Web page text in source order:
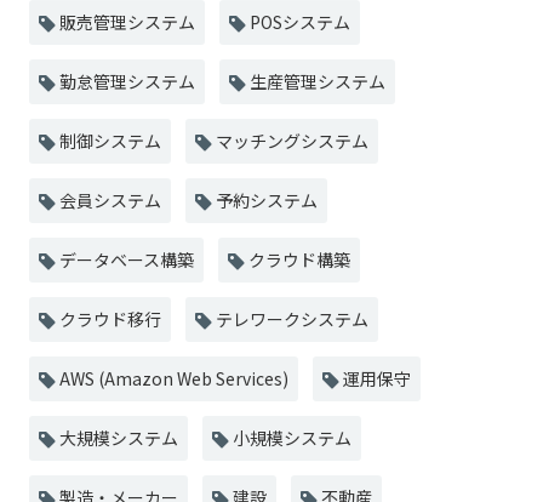
販売管理システム POSシステム
勤怠管理システム 生産管理システム
制御システム マッチングシステム
会員システム 予約システム
データベース構築 クラウド構築
クラウド移行 テレワークシステム
AWS (Amazon Web Services) 運用保守
大規模システム 小規模システム
製造・メーカー 建設 不動産